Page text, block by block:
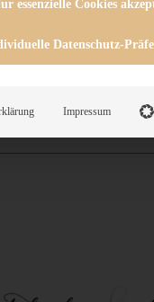
essenzielle Cookies
Datenschutz-
Impressum